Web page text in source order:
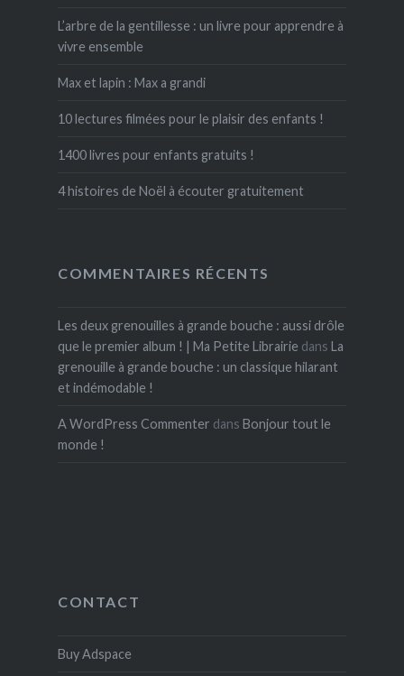
L’arbre de la gentillesse : un livre pour apprendre à
vivre ensemble
Max et lapin : Max a grandi
10 lectures filmées pour le plaisir des enfants !
1400 livres pour enfants gratuits !
4 histoires de Noël à écouter gratuitement
COMMENTAIRES RÉCENTS
Les deux grenouilles à grande bouche : aussi drôle
que le premier album ! | Ma Petite Librairie dans La
grenouille à grande bouche : un classique hilarant
et indémodable !
A WordPress Commenter dans Bonjour tout le
monde !
CONTACT
Buy Adspace